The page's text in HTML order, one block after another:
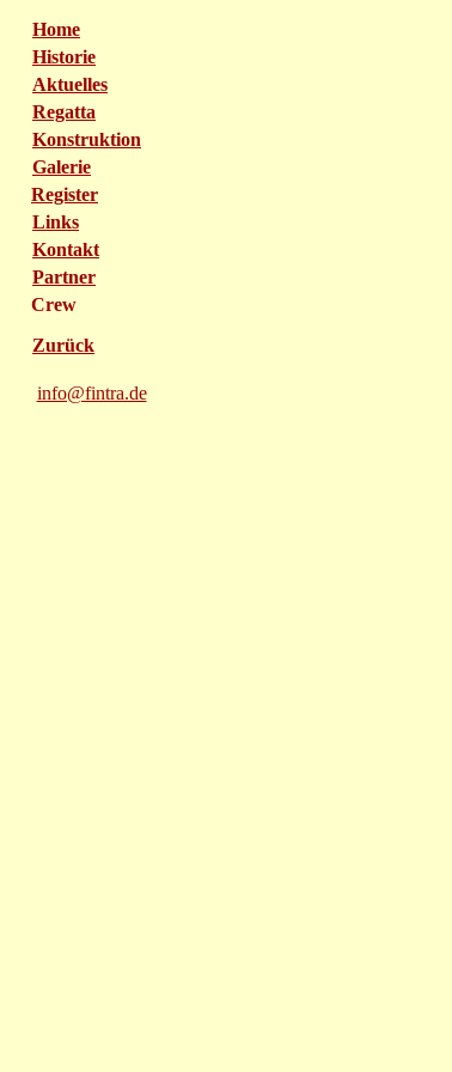
Home
Historie
Aktuelles
Regatta
Konstruktion
Galerie
Register
Links
Kontakt
Partner
Crew
Zurück
info@fintra.de